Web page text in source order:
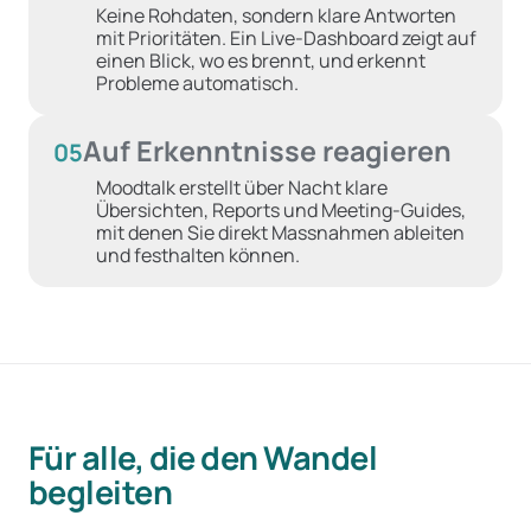
Keine Rohdaten, sondern klare Antworten
mit Prioritäten. Ein Live-Dashboard zeigt auf
einen Blick, wo es brennt, und erkennt
Probleme automatisch.
05Auf Erkenntnisse reagieren
Moodtalk erstellt über Nacht klare
Übersichten, Reports und Meeting-Guides,
mit denen Sie direkt Massnahmen ableiten
und festhalten können.
Für alle, die den Wandel
begleiten